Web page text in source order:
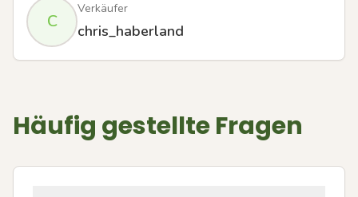
C
Verkäufer
chris_haberland
Häufig gestellte Fragen